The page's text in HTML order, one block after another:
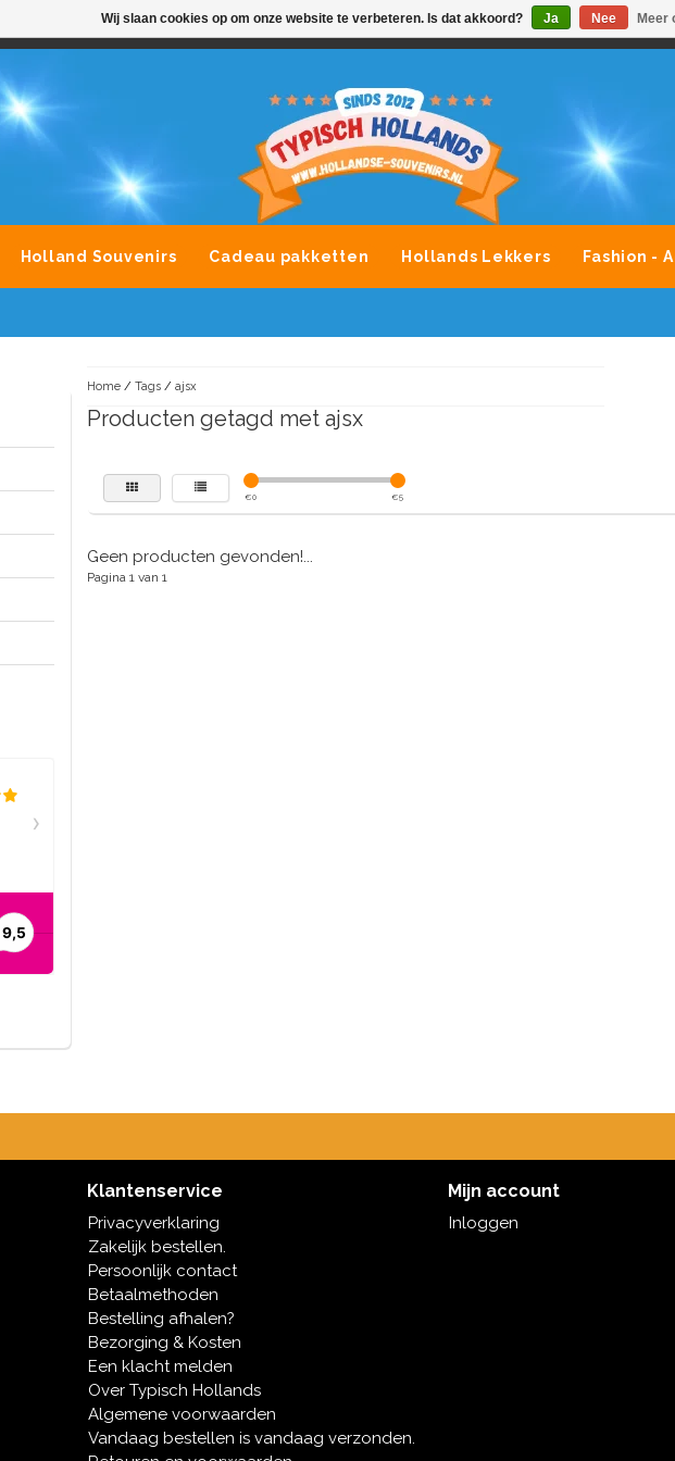
AVONDLEVERING MOGELIJK ALLE MERKEN SOUVENIRS
Holland Souvenirs Cadeau pakketten Hollands Lekkers Fashion -
Home/ Tags/ ajsx
Producten getagd met ajsx
€0 €5
Geen producten gevonden!...
Pagina 1 van 1
Klantenservice
Privacyverklaring
Zakelijk bestellen.
Persoonlijk contact
Betaalmethoden
Bestelling afhalen?
Bezorging & Kosten
Een klacht melden
Over Typisch Hollands
Algemene voorwaarden
Vandaag bestellen is vandaag verzonden.
Mijn account
Inloggen
Wij slaan cookies op om onze website te verbeteren. Is dat akkoord? Ja Nee Meer